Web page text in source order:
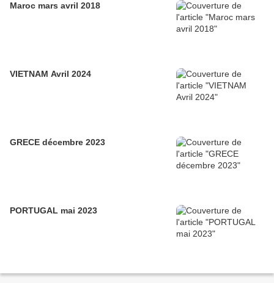
Maroc mars avril 2018
VIETNAM Avril 2024
GRECE décembre 2023
PORTUGAL mai 2023